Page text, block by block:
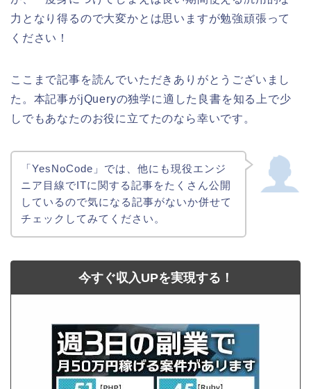
力となり得るので大変かとは思いますが勉強頑張って
ください！
ここまで記事を読んでいただきありがとうございまし
た。本記事がjQueryの独学に適した良書を知る上で少
しでもあなたのお役に立てたのなら幸いです。
「YesNoCode」では、他にも現役エンジ
ニア目線でITに関する記事をたくさん公開
しているので気になる記事がないか併せて
チェックしてみてください。
今すぐ収入UPを実現する！